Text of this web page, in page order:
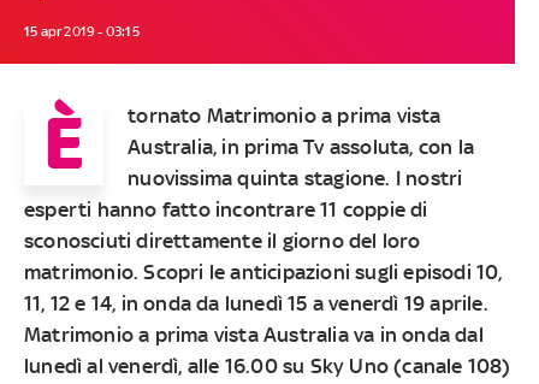
15 apr 2019 - 03:15
È tornato Matrimonio a prima vista
Australia, in prima Tv assoluta, con la
nuovissima quinta stagione. I nostri
esperti hanno fatto incontrare 11 coppie di
sconosciuti direttamente il giorno del loro
matrimonio. Scopri le anticipazioni sugli episodi 10,
11, 12 e 14, in onda da lunedì 15 a venerdì 19 aprile.
Matrimonio a prima vista Australia va in onda dal
lunedì al venerdì, alle 16.00 su Sky Uno (canale 108)